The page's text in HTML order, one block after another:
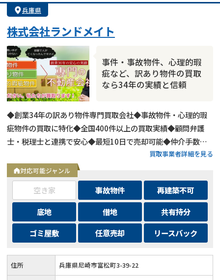
兵庫県
株式会社ランドメイト
事件・事故物件、心理的瑕
疵など、訳あり物件の買取
なら34年の実績と信頼
◆創業34年の訳あり物件専門買取会社◆事故物件・心理的瑕
疵物件の買取に特化◆全国400件以上の買取実績◆顧問弁護
士・税理士と連携で安心◆最短10日で売却可能◆仲介手数
料・諸費用も会社負担◆不要物撤去費用も無料◆リースバック
にも対応◆現地調査・査定は無料
買取事業者詳細を見る
対応可能ジャンル
空き家 事故物件
再建築不可
底地
借地
共有持分
ゴミ屋敷
任意売却 リースバック
住所 兵庫県尼崎市富松町3-39-22